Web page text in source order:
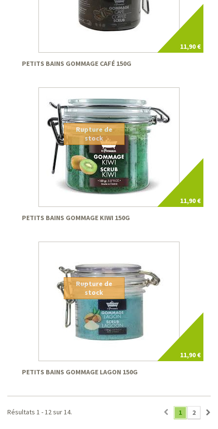
11,90 €
PETITS BAINS GOMMAGE CAFÉ 150G
11,90 €
Rupture de
stock
PETITS BAINS GOMMAGE KIWI 150G
11,90 €
Rupture de
stock
PETITS BAINS GOMMAGE LAGON 150G
1 2
Résultats 1 - 12 sur 14.